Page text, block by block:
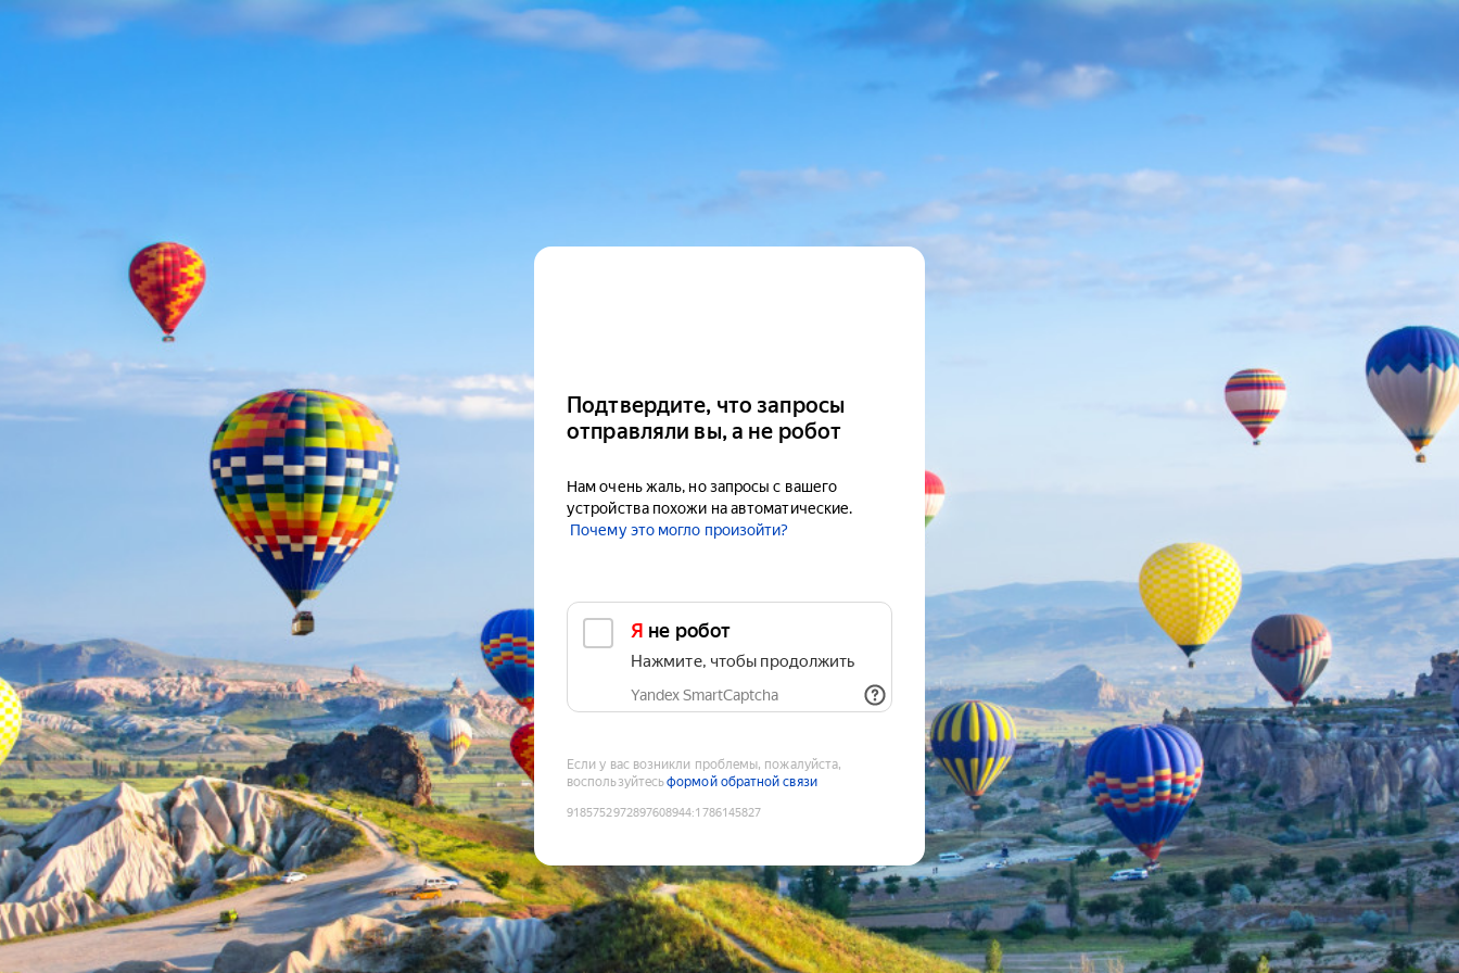
Подтвердите, что запросы
отправляли вы, а не робот
Нам очень жаль, но запросы с вашего
устройства похожи на автоматические.
Почему это могло произойти?
Я не робот
Нажмите, чтобы продолжить
Yandex SmartCaptcha
Если у вас возникли проблемы, пожалуйста,
воспользуйтесьформой обратной связи
9185752972897608944:1786145827